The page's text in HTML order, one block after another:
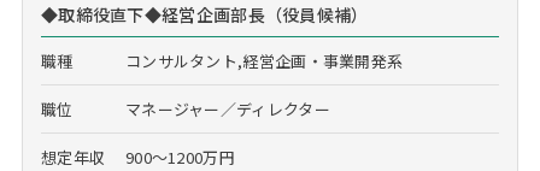
◆取締役直下◆経営企画部長（役員候補）
職種 コンサルタント,経営企画・事業開発系
職位 マネージャー／ディレクター
想定年収 900～1200万円